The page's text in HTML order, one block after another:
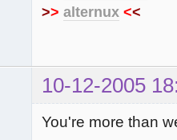
>> alternux <<
10-12-2005
You're more than